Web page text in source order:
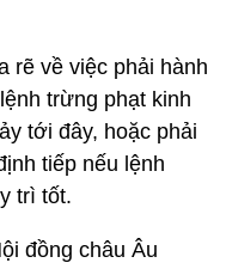
rẽ về việc phải hành
trừng phạt kinh
tới đây, hoặc phải
tiếp nếu lệnh
trì tốt.
đồng châu Âu